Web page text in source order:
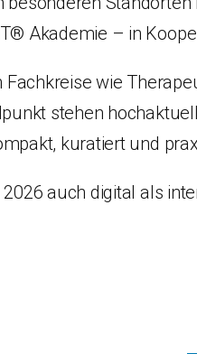
Akademie – in
wie
stehen
kuratiert und
auch digital als